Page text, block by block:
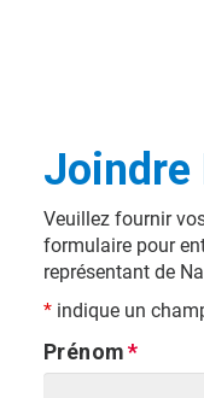
Joindre
Veuillez fournir
formulaire pour
représentant de
* indique un
Prénom